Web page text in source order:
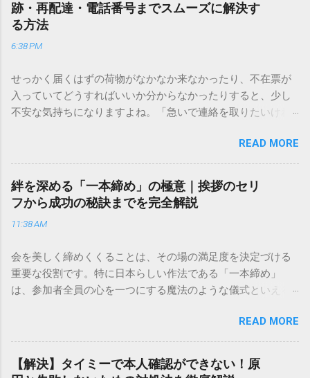
跡・再配達・電話番号までスムーズに解決す
る方法
6:38 PM
せっかく届くはずの荷物がなかなか来なかったり、不在票が
入っていてどうすればいいか分からなかったりすると、少し
不安な気持ちになりますよね。「急いで連絡を取りたいけれ
きできる？」といった疑問を抱える方も多いはずです。 福山
通運は企業間物流のイメージが強いかもしれませんが、個人
向けの宅配サービスも非常に充実しています。大切なのは、
目的に合わせた適切な連絡先を選ぶことです。この記事で
は、荷物の追跡確認から営業所への電話連絡、再配達の依頼
手順まで、初めての方でも迷わずに解決できる方法を詳しく
本全国に広範なネットワークを持つ大手運送会社です。特に
重量物や大型の荷物、そして企業間の輸送において圧倒的な
実績を誇ります。 個人で利用する場合、他の宅配業者と少し
いう特徴があります。地域に密着した各拠点が配送をコント
ロールしているため、現場の状況に合わせた柔軟な相談がし
やすいのがメリットです。まずは、今抱えている悩みがどの
READ MORE
絆を深める「一本締め」の極意｜挨拶のセリ
フから成功の秘訣までを完全解説
11:38 AM
会を美しく締めくくることは、その場の満足度を決定づける
重要な役割です。特に日本らしい作法である「一本締め」
は、参加者全員の心を一つにする魔法のような儀式といえる
「手拍子のリズムに自信がない」と不安を感じる方も多いは
ずです。この記事では、ビジネスからカジュアルな集まりま
で、どのような場面でも堂々と立ち振る舞えるための「一本
締め」の作法を、基礎知識から具体的なセリフ例まで丁寧に
READ MORE
【解決】タイミーで本人確認ができない！原